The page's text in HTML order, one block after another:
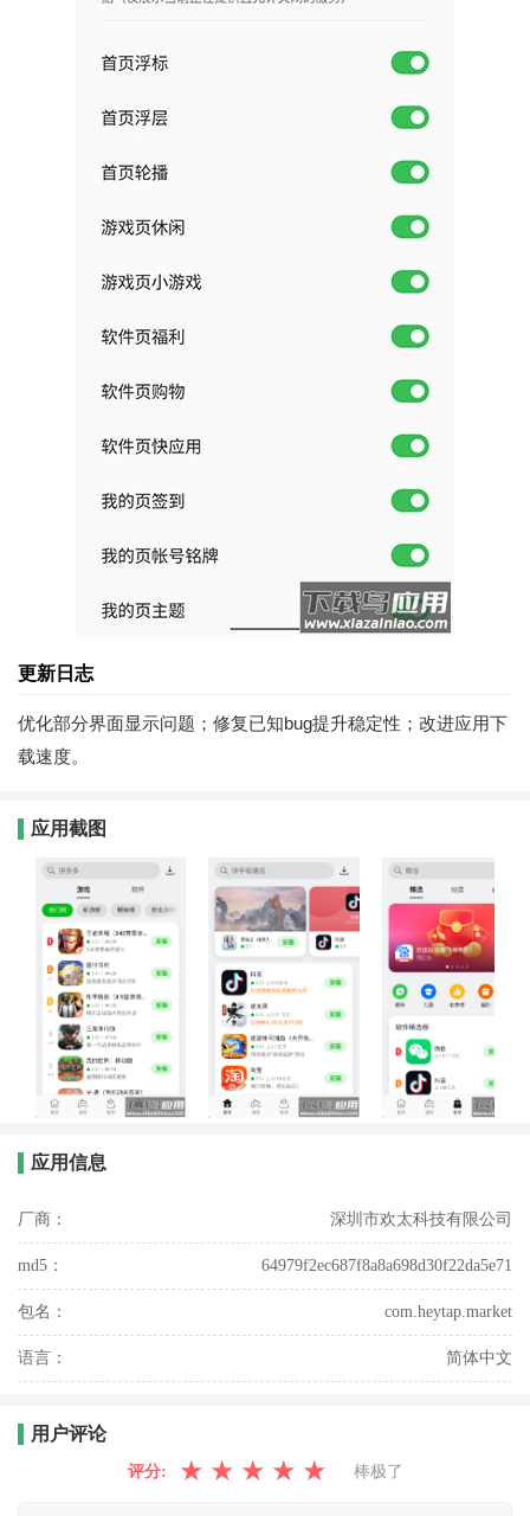
更新日志
优化部分界面显示问题；修复已知bug提升稳定性；改进应用下
载速度。
应用截图
应用信息
厂商： 深圳市欢太科技有限公司
md5： 64979f2ec687f8a8a698d30f22da5e71
包名： com.heytap.market
语言： 简体中文
用户评论
评分: ★ ★ ★ ★ ★ 棒极了